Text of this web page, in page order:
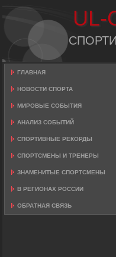
UL-
ГЛАВНАЯ
НОВОСТИ СПОРТА
МИРОВЫЕ СОБЫТИЯ
АНАЛИЗ СОБЫТИЙ
СПОРТИВНЫЕ РЕКОРДЫ
СПОРТСМЕНЫ И ТРЕНЕРЫ
ЗНАМЕНИТЫЕ СПОРТСМЕНЫ
В РЕГИОНАХ РОССИИ
ОБРАТНАЯ СВЯЗЬ